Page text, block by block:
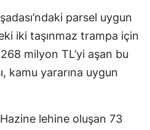
parsel uygun
iki taşınmaz trampa için
milyon TL’yi aşan bu
kamu yararına uygun
lehine oluşan 73